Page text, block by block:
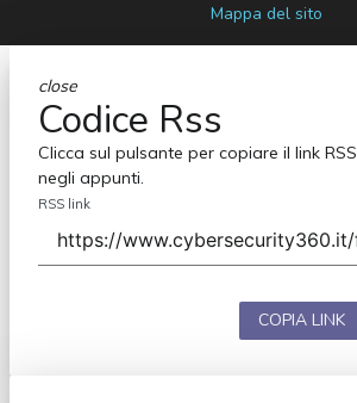
Mappa del sito
close
Codice Rss
Clicca sul pulsante per copiare il link RSS
negli appunti.
RSS link
COPIA LINK